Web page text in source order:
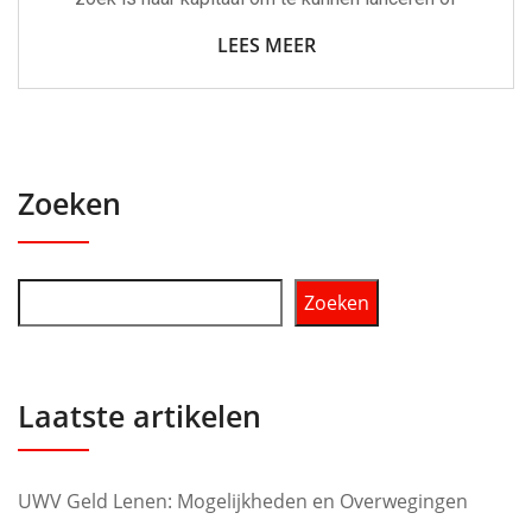
LEES MEER
Zoeken
Zoeken
Laatste artikelen
UWV Geld Lenen: Mogelijkheden en Overwegingen